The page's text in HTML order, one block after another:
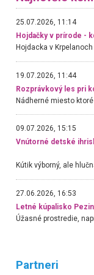
25.07.2026, 11:14
Hojdačky v prírode -
19.07.2026, 11:44
Rozprávkový les pri
09.07.2026, 15:15
Vnútorné detské
27.06.2026, 16:53
Letné kúpalisko
Partneri